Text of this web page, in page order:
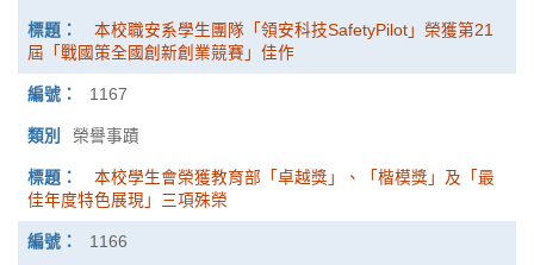
本校職安系學生團隊「領安科技SafetyPilot」榮獲第21
屆「戰國策全國創新創業競賽」佳作
1167
榮譽事蹟
本校學生會榮獲教育部「卓越獎」、「楷模獎」及「最
佳年度特色展現」三項殊榮
1166